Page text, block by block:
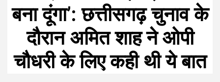
बना दूंगा’: छत्तीसगढ़ चुनाव के
दौरान अमित शाह ने ओपी
चौधरी के लिए कही थी ये बात